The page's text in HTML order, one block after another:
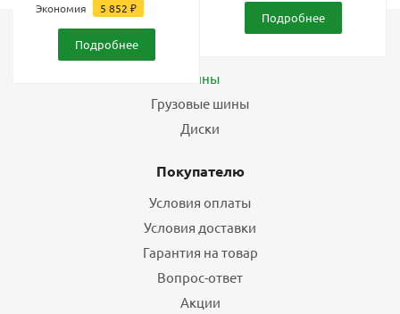
Экономия 5 852 ₽
Подробнее
Подробнее
Шины
Грузовые шины
Диски
Покупателю
Условия оплаты
Условия доставки
Гарантия на товар
Вопрос-ответ
Акции